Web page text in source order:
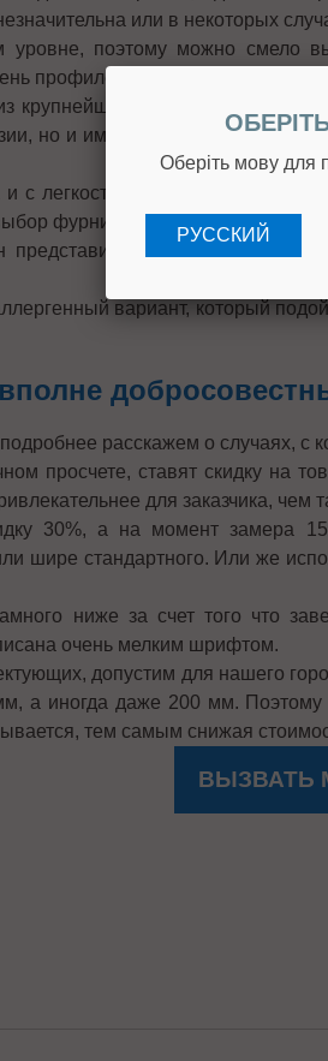
или в некоторых
уровне, поэтому можно смело
профилей этой торговой марки
крупнейших заводов
но и импортные (линейка
с легкостью может
фурнитуры поможет
представитель производства и
вариант, который
расскажем о случаях, с
просчете, ставят скидку на
для заказчика, чем
30%, а на момент замера
шире стандартного. Или же
ниже за счет того что
очень мелким шрифтом.
допустим для нашего
а иногда даже 200 мм.
тем самым снижая
ВЫЗВАТЬ
Оберіть мову для
РУССКИЙ